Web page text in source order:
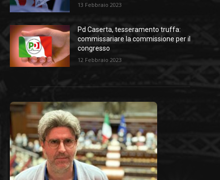
13 Febbraio 2023
Pd Caserta, tesseramento truffa:
commissariare la commissione per il
congresso
12 Febbraio 2023